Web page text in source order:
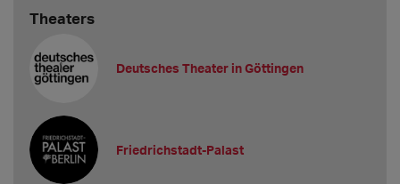
Theaters
Deutsches Theater in Göttingen
Friedrichstadt-Palast